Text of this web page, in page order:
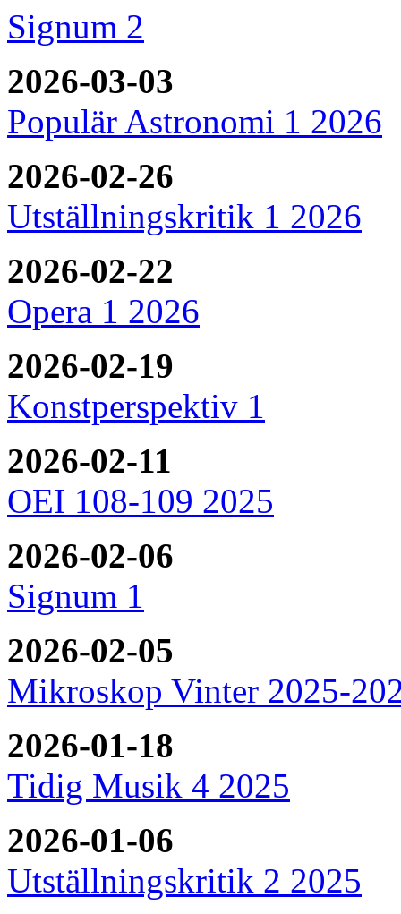
Signum 2
2026-03-03
Populär Astronomi 1 2026
2026-02-26
Utställningskritik 1 2026
2026-02-22
Opera 1 2026
2026-02-19
Konstperspektiv 1
2026-02-11
OEI 108-109 2025
2026-02-06
Signum 1
2026-02-05
Mikroskop Vinter 2025-
2026-01-18
Tidig Musik 4 2025
2026-01-06
Utställningskritik 2 2025